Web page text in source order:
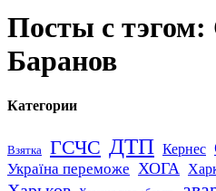
Посты с тэгом:
Баранов
Категории
Взятка ГСЧС ДТП Кернес
Україна переможе ХОГА